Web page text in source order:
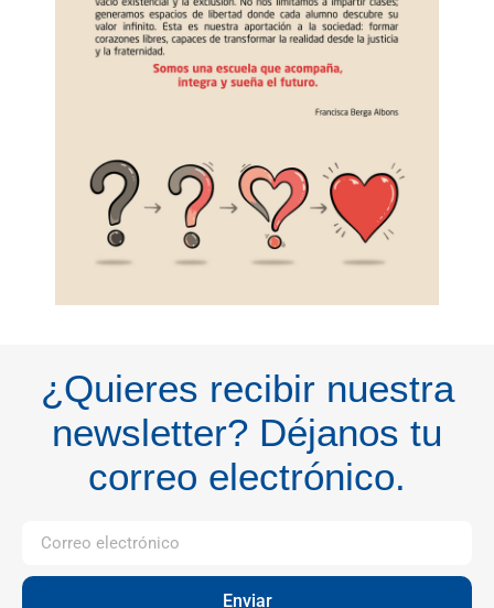
¿Quieres recibir nuestra
newsletter? Déjanos tu
correo electrónico.
Enviar